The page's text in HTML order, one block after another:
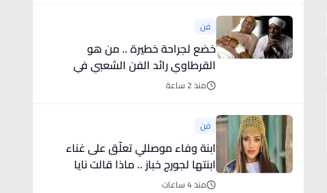
فن
خضع لجراحة خطيرة .. من هو
القرطاوي رائد الفن الشعبي في
المغرب؟
منذ 2 ساعة
فن
ابنة وفاء موصللي تعلّق على غناء
ابنتها لجورج خباز .. ماذا قالت نايا
الأندلس؟
منذ 4 ساعات